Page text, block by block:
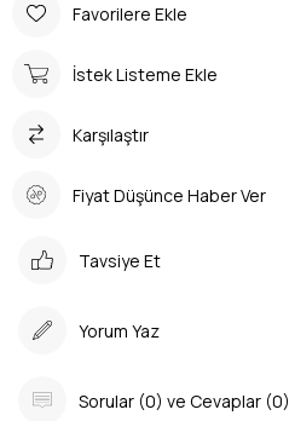
Favorilere Ekle
İstek Listeme Ekle
Karşılaştır
Fiyat Düşünce Haber Ver
Tavsiye Et
Yorum Yaz
Sorular (0) ve Cevaplar (0)